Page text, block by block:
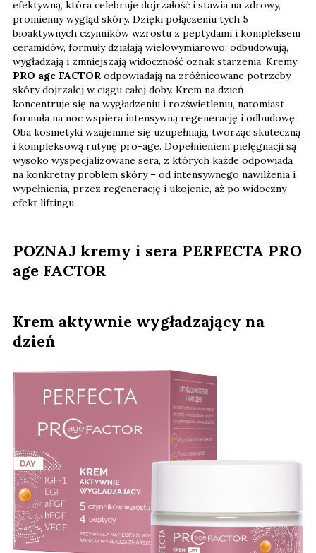
efektywną, która celebruje dojrzałość i stawia na zdrowy,
promienny wygląd skóry. Dzięki połączeniu tych 5
bioaktywnych czynników wzrostu z peptydami i kompleksem
ceramidów, formuły działają wielowymiarowo: odbudowują,
wygładzają i zmniejszają widoczność oznak starzenia. Kremy
PRO age FACTOR odpowiadają na zróżnicowane potrzeby
skóry dojrzałej w ciągu całej doby. Krem na dzień
koncentruje się na wygładzeniu i rozświetleniu, natomiast
formuła na noc wspiera intensywną regenerację i odbudowę.
Oba kosmetyki wzajemnie się uzupełniają, tworząc skuteczną
i kompleksową rutynę pro-age. Dopełnieniem pielęgnacji są
wysoko wyspecjalizowane sera, z których każde odpowiada
na konkretny problem skóry – od intensywnego nawilżenia i
wypełnienia, przez regenerację i ukojenie, aż po widoczny
efekt liftingu.
POZNAJ kremy i sera PERFECTA PRO
age FACTOR
Krem aktywnie wygładzający na
dzień